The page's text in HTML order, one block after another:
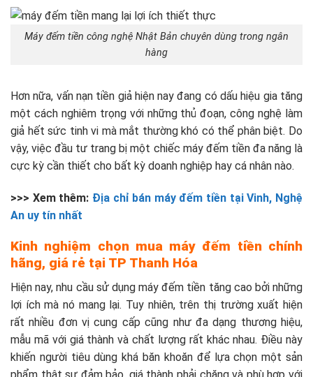
Máy đếm tiền công nghệ Nhật Bản chuyên dùng trong ngân
hàng
Hơn nữa, vấn nạn tiền giả hiện nay đang có dấu hiệu gia tăng
một cách nghiêm trọng với những thủ đoạn, công nghệ làm
giả hết sức tinh vi mà mắt thường khó có thể phân biệt. Do
vậy, việc đầu tư trang bị một chiếc máy đếm tiền đa năng là
cực kỳ cần thiết cho bất kỳ doanh nghiệp hay cá nhân nào.
>>> Xem thêm: Địa chỉ bán máy đếm tiền tại Vinh, Nghệ
An uy tín nhất
Kinh nghiệm chọn mua máy đếm tiền chính
hãng, giá rẻ tại TP Thanh Hóa
Hiện nay, nhu cầu sử dụng máy đếm tiền tăng cao bởi những
lợi ích mà nó mang lại. Tuy nhiên, trên thị trường xuất hiện
rất nhiều đơn vị cung cấp cũng như đa dạng thương hiệu,
mẫu mã với giá thành và chất lượng rất khác nhau. Điều này
khiến người tiêu dùng khá băn khoăn để lựa chọn một sản